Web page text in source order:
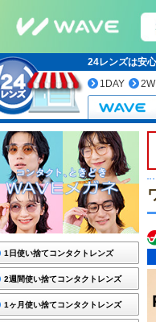
24レンズは安
1DAY
1日使い捨てコンタクトレンズ
2週間使い捨てコンタクトレンズ
1ヶ月使い捨てコンタクトレンズ